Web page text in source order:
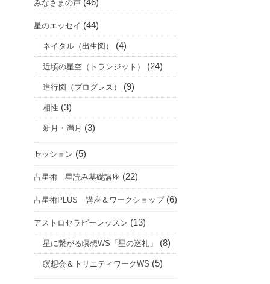
みなさまの声 (46)
星のエッセイ (44)
ネイタル（出生図） (4)
近頃の星空（トランジット） (24)
進行図（プログレス） (9)
相性 (3)
新月・満月 (3)
セッション (5)
占星術 星読み基礎講座 (22)
占星術PLUS 講座＆ワークショップ(6)
アストロセラピーレッスン (13)
星に繋がる瞑想WS「星の巡礼」 (8)
瞑想会＆トリニティワークWS (5)